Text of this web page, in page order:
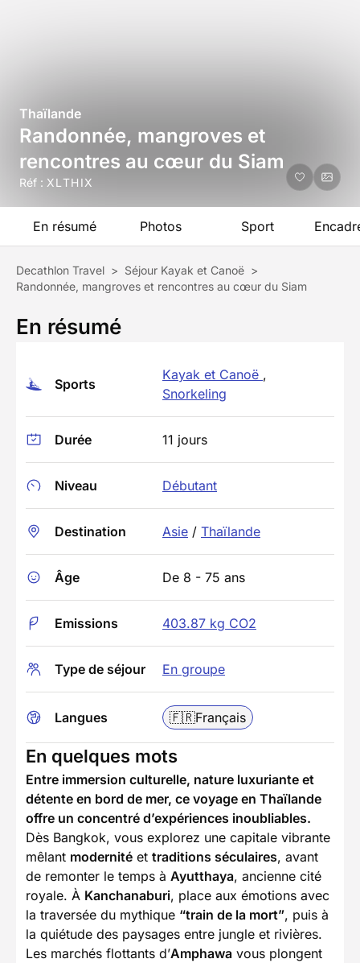
Thaïlande
Randonnée, mangroves et
rencontres au cœur du Siam
Réf : XLTHIX
En résumé Photos Sport
Decathlon Travel > Séjour Kayak et Canoë >
Randonnée, mangroves et rencontres au cœur du Siam
En résumé
Sports
Kayak et Canoë ,
Snorkeling
Durée 11 jours
Niveau Débutant
Destination Asie / Thaïlande
Âge De 8 - 75 ans
Emissions 403.87 kg CO2
Type de séjour En groupe
Langues 🇫🇷Français
En quelques mots
Entre immersion culturelle, nature luxuriante et
détente en bord de mer, ce voyage en Thaïlande
offre un concentré d’expériences inoubliables.
Dès Bangkok, vous explorez une capitale vibrante
mêlant modernité et traditions séculaires, avant
de remonter le temps à Ayutthaya, ancienne cité
royale. À Kanchanaburi, place aux émotions avec
la traversée du mythique “train de la mort”, puis à
la quiétude des paysages entre jungle et rivières.
Les marchés flottants d’Amphawa vous plongent